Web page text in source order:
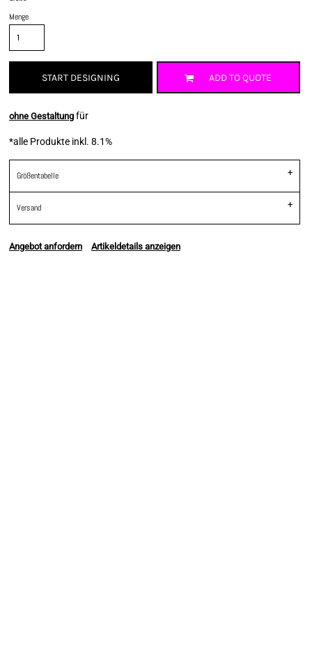
Menge
START DESIGNING ADD TO QUOTE
ohne Gestaltung für
*alle Produkte inkl. 8.1%
Größentabelle
Versand
Angebot anfordern Artikeldetails anzeigen